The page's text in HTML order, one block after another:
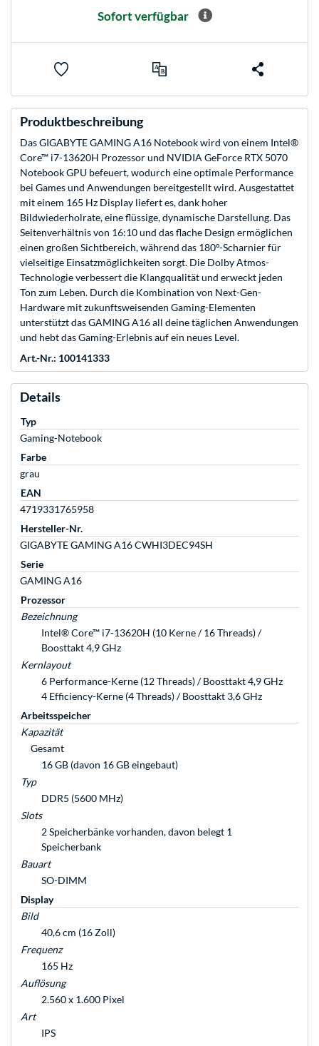
Sofort verfügbar
Produktbeschreibung
Das GIGABYTE GAMING A16 Notebook wird von einem Intel®
Core™ i7-13620H Prozessor und NVIDIA GeForce RTX 5070
Notebook GPU befeuert, wodurch eine optimale Performance
bei Games und Anwendungen bereitgestellt wird. Ausgestattet
mit einem 165 Hz Display liefert es, dank hoher
Bildwiederholrate, eine flüssige, dynamische Darstellung. Das
Seitenverhältnis von 16:10 und das flache Design ermöglichen
einen großen Sichtbereich, während das 180°-Scharnier für
vielseitige Einsatzmöglichkeiten sorgt. Die Dolby Atmos-
Technologie verbessert die Klangqualität und erweckt jeden
Ton zum Leben. Durch die Kombination von Next-Gen-
Hardware mit zukunftsweisenden Gaming-Elementen
unterstützt das GAMING A16 all deine täglichen Anwendungen
und hebt das Gaming-Erlebnis auf ein neues Level.
Art.-Nr.: 100141333
Details
Typ
Gaming-Notebook
Farbe
grau
EAN
4719331765958
Hersteller-Nr.
GIGABYTE GAMING A16 CWHI3DEC94SH
Serie
GAMING A16
Prozessor
Bezeichnung
Intel® Core™ i7-13620H (10 Kerne / 16 Threads) /
Boosttakt 4,9 GHz
Kernlayout
6 Performance-Kerne (12 Threads) / Boosttakt 4,9 GHz
4 Efficiency-Kerne (4 Threads) / Boosttakt 3,6 GHz
Arbeitsspeicher
Kapazität
Gesamt
16 GB (davon 16 GB eingebaut)
Typ
DDR5 (5600 MHz)
Slots
2 Speicherbänke vorhanden, davon belegt 1
Speicherbank
Bauart
SO-DIMM
Display
Bild
40,6 cm (16 Zoll)
Frequenz
165 Hz
Auflösung
2.560 x 1.600 Pixel
Art
IPS